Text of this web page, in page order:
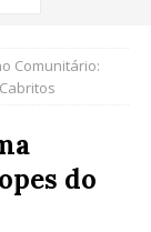
Comunitário:
do